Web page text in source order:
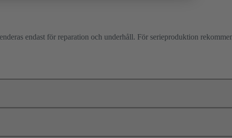
endast för reparation och underhåll. För serieproduktion